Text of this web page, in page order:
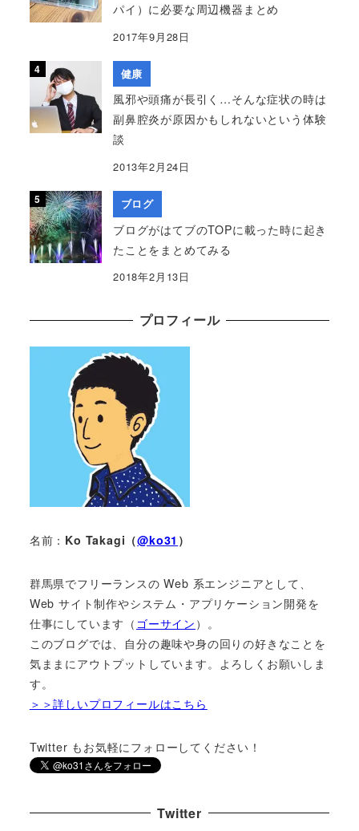
パイ）に必要な周辺機器まとめ
2017年9月28日
健康
風邪や頭痛が長引く…そんな症状の時は
副鼻腔炎が原因かもしれないという体験
談
2013年2月24日
ブログ
ブログがはてブのTOPに載った時に起き
たことをまとめてみる
2018年2月13日
プロフィール
名前： Ko Takagi（@ko31 ）
群馬県でフリーランスの Web 系エンジニアとして、
Web サイト制作やシステム・アプリケーション開発を
仕事にしています（ ゴーサイン ）。
このブログでは、自分の趣味や身の回りの好きなことを
気ままにアウトプットしています。よろしくお願いしま
す。
＞＞詳しいプロフィールはこちら
Twitter もお気軽にフォローしてください！
Twitter